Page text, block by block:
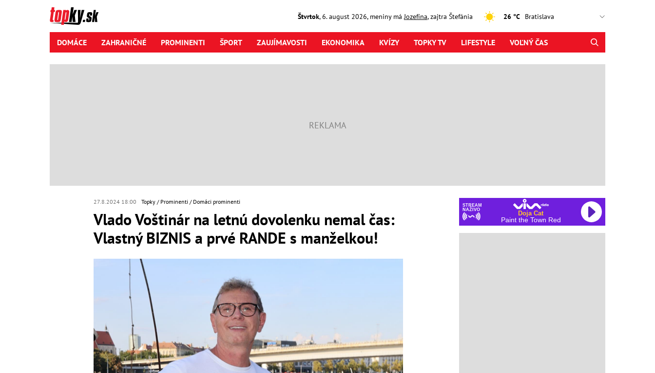
Štvrtok,6. august2026, meniny má Jozefína, zajtra Štefánia 26 °C
DOMÁCE ZAHRANIČNÉ PROMINENTI ŠPORT ZAUJÍMAVOSTI EKONOMIKA KVÍZY TOPKY TV LIFESTYLE VOĽNÝ ČAS
27.8.2024 18:00 Topky Prominenti Domáci prominenti
Vlado Voštinár na letnú dovolenku nemal čas:
Vlastný BIZNIS a prvé RANDE s manželkou!
STREAM
NAŽIVO
Doja Cat
Paint the Town Red